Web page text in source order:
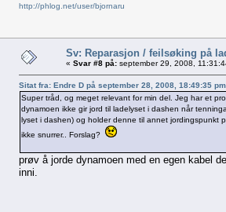
http://phlog.net/user/bjornaru
Sv: Reparasjon / feilsøking på
« Svar #8 på: september 29, 2008,
Sitat fra: Endre D på september 28, 2008, 18:49:35 pm
Super tråd, og meget relevant for min del. Jeg har et
dynamoen ikke gir jord til ladelyset i dashen når
lyset i dashen) og holder denne til annet jordingspunkt
ikke snurrer.. Forslag?
prøv å jorde dynamoen med en egen kabel
inni.